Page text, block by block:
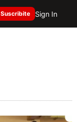
Suscribite Sign In